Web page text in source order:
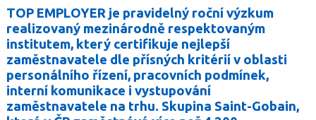
Koupelny a vlhké prostory
Zásady a užitečné informace
Reference
TOP EMPLOYER je pravidelný roční výzkum
realizovaný mezinárodně respektovaným
institutem, který certifikuje nejlepší
zaměstnavatele dle přísných kritérií v oblasti
personálního řízení, pracovních podmínek,
interní komunikace i vystupování
zaměstnavatele na trhu. Skupina Saint-Gobain,